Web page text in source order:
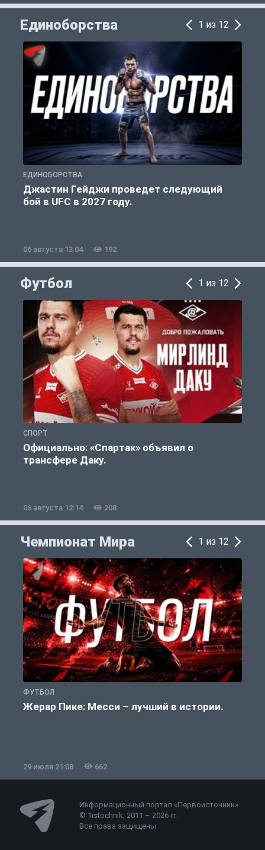
Единоборства 1 из 12
ЕДИНОБОРСТВА
Джастин Гейджи проведет следующий
бой в UFC в 2027 году.
06 августа 13:04 192
Футбол 1 из 12
СПОРТ
Официально: «Спартак» объявил о
трансфере Даку.
06 августа 12:14 208
Чемпионат Мира 1 из 12
ФУТБОЛ
Жерар Пике: Месси – лучший в истории.
29 июля 21:08 662
Информационный портал «Первоисточник»
© 1istochnik, 2011 – 2026 гг.
Все права защищены